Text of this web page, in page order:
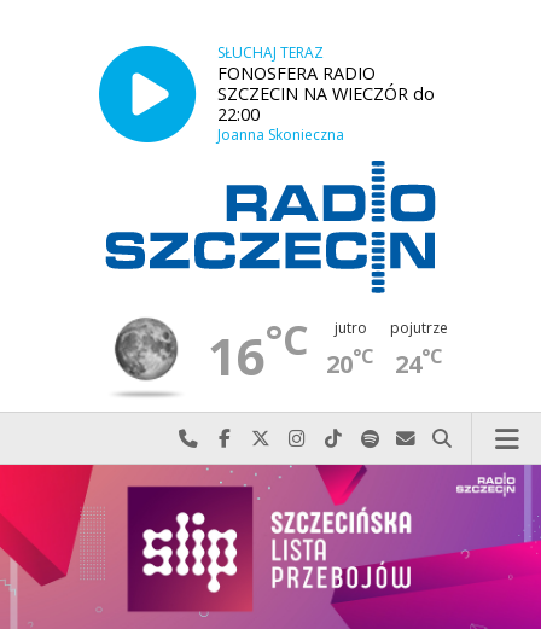
SŁUCHAJ TERAZ
FONOSFERA RADIO
SZCZECIN NA WIECZÓR do
22:00
Joanna Skonieczna
16°C jutro
20°C
pojutrze
24°C
Najlepiej po prostu do nas zadzwoń
Odwiedź nas na Facebook-u
Odwiedź nas na X
Odwiedź nas na Instagram-ie
Odwiedź nas na TikTok-u
Szukaj nas na Spotify
Wyślij do nas
Szukaj